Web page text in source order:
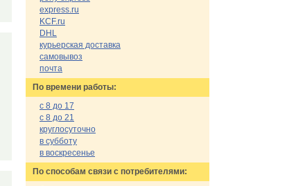
express.ru
KCF.ru
DHL
курьерская доставка
самовывоз
почта
По времени работы:
с 8 до 17
с 8 до 21
круглосуточно
в субботу
в воскресенье
По cпособам связи с потребителями: